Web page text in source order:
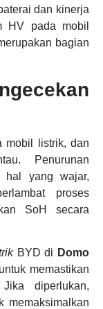
dan kinerja
HV pada mobil
bagian
mobil listrik, dan
Penurunan
hal yang wajar,
proses
SoH secara
BYD di Domo
memastikan
diperlukan,
memaksimalkan